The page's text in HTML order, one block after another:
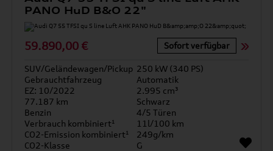
PANO HuD B&O 22"
59.890,00 € Sofort verfügbar
SUV/Geländewagen/Pickup 250 kW (340 PS)
Gebrauchtfahrzeug
Automatik
EZ: 10/2022
2.995 cm³
77.187 km
Schwarz
Benzin
4/5 Türen
Verbrauch kombiniert¹
11l/100 km
CO2-Emission kombiniert¹
249g/km
CO2-Klasse
G